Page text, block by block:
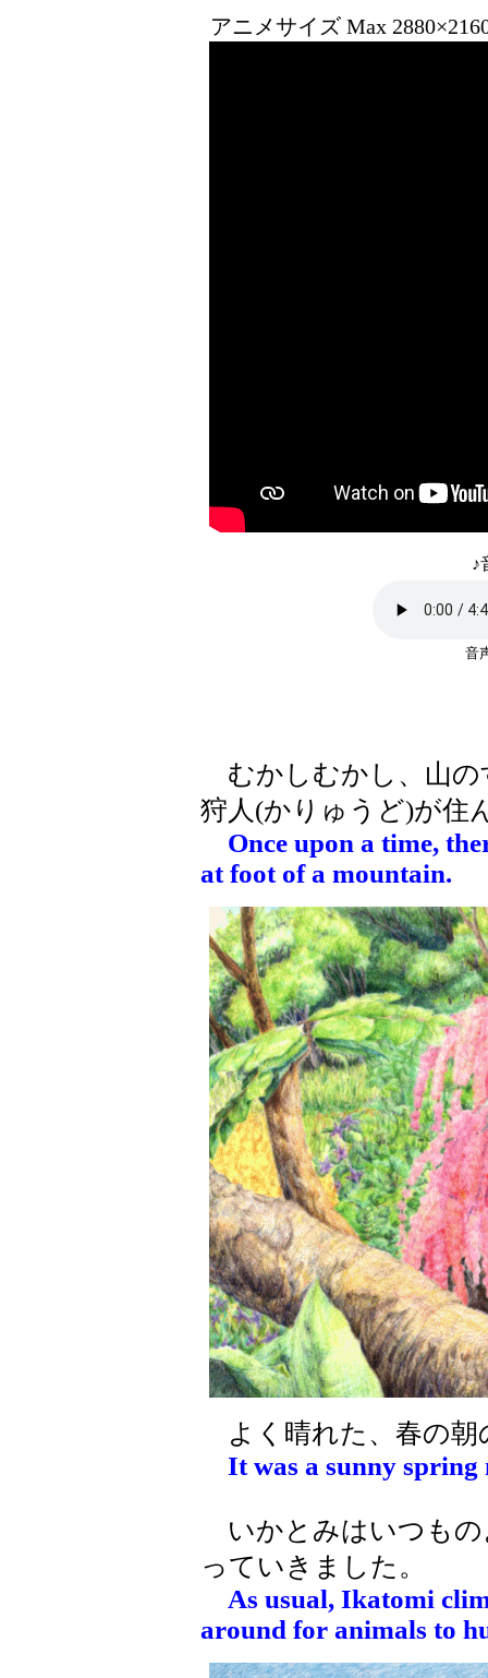
アニメサイズ Max
♪
むかしむかし、山の
狩人(かりゅうど)が住
Once upon a time,
at foot of a mountain.
よく晴れた、春の朝
It was a sunny
いかとみはいつもの
っていきました。
As usual, Ikatomi
around for animals to